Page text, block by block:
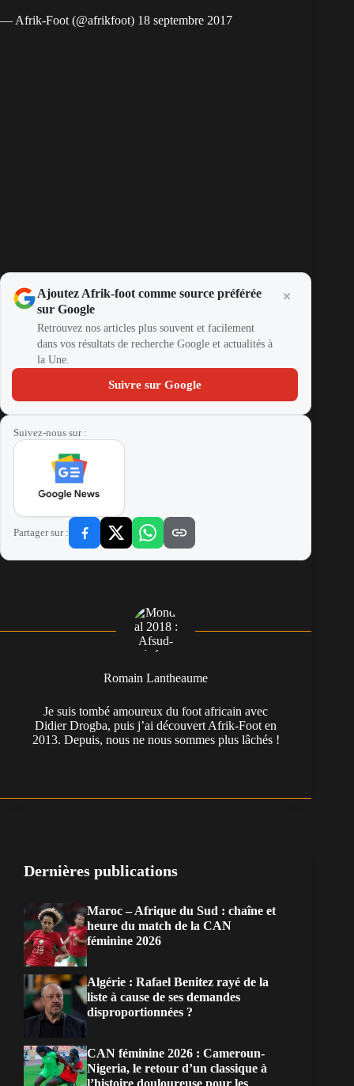
— Afrik-Foot (@afrikfoot) 18 septembre 2017
Ajoutez Afrik-foot comme source préférée
sur Google
Retrouvez nos articles plus souvent et facilement
dans vos résultats de recherche Google et actualités à
la Une.
Suivre sur Google
Suivez-nous sur :
Partager sur :
Romain Lantheaume
Je suis tombé amoureux du foot africain avec
Didier Drogba, puis j’ai découvert Afrik-Foot en
2013. Depuis, nous ne nous sommes plus lâchés !
Dernières publications
Maroc – Afrique du Sud : chaîne et
heure du match de la CAN
féminine 2026
Algérie : Rafael Benitez rayé de la
liste à cause de ses demandes
disproportionnées ?
CAN féminine 2026 : Cameroun-
Nigeria, le retour d’un classique à